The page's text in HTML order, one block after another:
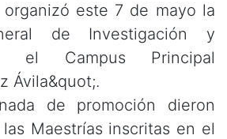
organizó este 7 de mayo la
de Investigación y
el Campus Principal
Ávila&quot;.
de promoción dieron
Maestrías inscritas en el